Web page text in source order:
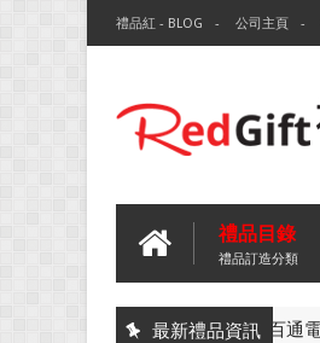
禮品紅 - BLOG 公司主頁
禮品目錄
禮品訂造分類
最新禮品資訊
四色可擦筆-百通電纜